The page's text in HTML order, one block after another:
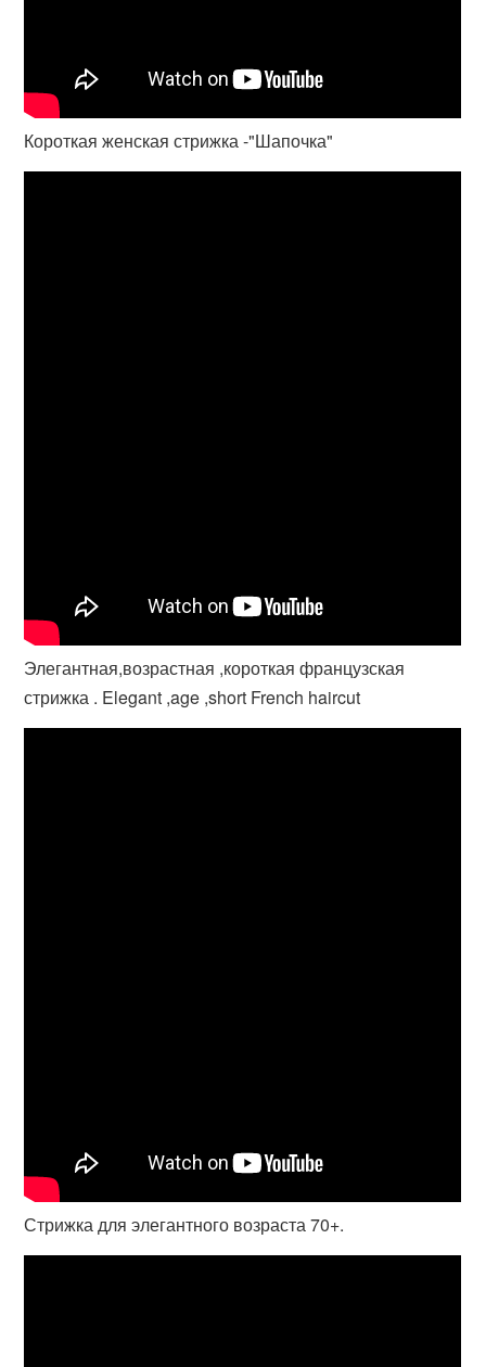
Короткая женская стрижка -"Шапочка"
Элегантная,возрастная ,короткая французская
стрижка . Elegant ,age ,short French haircut
Стрижка для элегантного возраста 70+.